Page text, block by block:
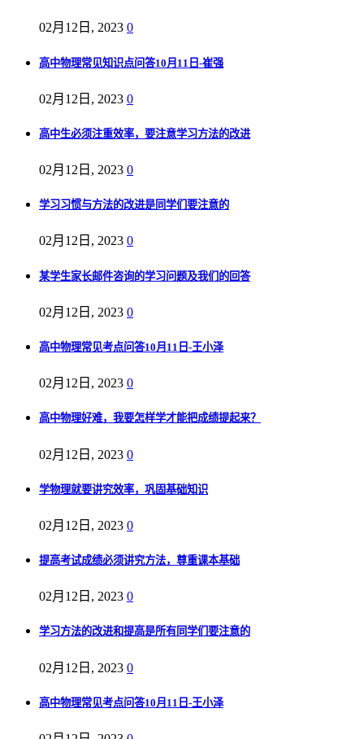
02月12日, 2023 0
高中物理常见知识点问答10月11日-崔强
02月12日, 2023 0
高中生必须注重效率，要注意学习方法的改进
02月12日, 2023 0
学习习惯与方法的改进是同学们要注意的
02月12日, 2023 0
某学生家长邮件咨询的学习问题及我们的回答
02月12日, 2023 0
高中物理常见考点问答10月11日-王小泽
02月12日, 2023 0
高中物理好难，我要怎样学才能把成绩提起来？
02月12日, 2023 0
学物理就要讲究效率，巩固基础知识
02月12日, 2023 0
提高考试成绩必须讲究方法，尊重课本基础
02月12日, 2023 0
学习方法的改进和提高是所有同学们要注意的
02月12日, 2023 0
高中物理常见考点问答10月11日-王小泽